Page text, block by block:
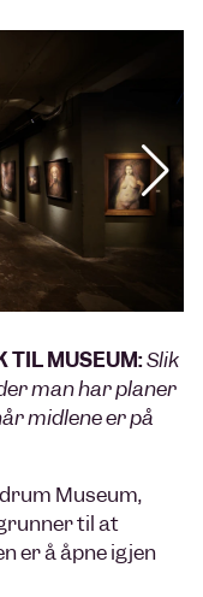
TIL MUSEUM:Slik
man har planer
midlene er på
Museum,
til at
er å åpne igjen